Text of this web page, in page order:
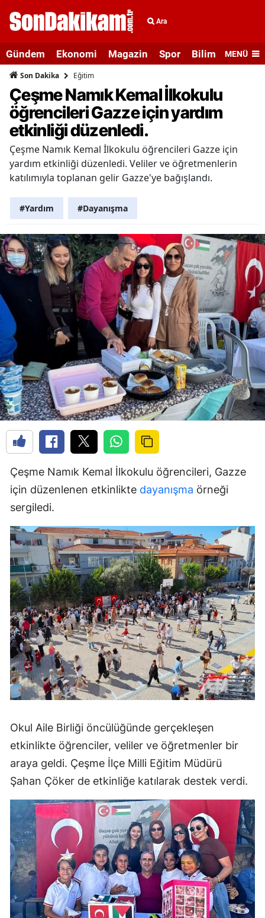
Ara
Gündem Ekonomi Magazin Spor Bilim veMENÜ
Son Dakika Eğitim
Çeşme Namık Kemal İlkokulu
öğrencileri Gazze için yardım
etkinliği düzenledi.
Çeşme Namık Kemal İlkokulu öğrencileri Gazze için
yardım etkinliği düzenledi. Veliler ve öğretmenlerin
katılımıyla toplanan gelir Gazze'ye bağışlandı.
#Yardım #Dayanışma
Çeşme Namık Kemal İlkokulu öğrencileri, Gazze
için düzenlenen etkinlikte dayanışma örneği
sergiledi.
Okul Aile Birliği öncülüğünde gerçekleşen
etkinlikte öğrenciler, veliler ve öğretmenler bir
araya geldi. Çeşme İlçe Milli Eğitim Müdürü
Şahan Çöker de etkinliğe katılarak destek verdi.